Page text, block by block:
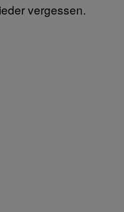
vergessen.